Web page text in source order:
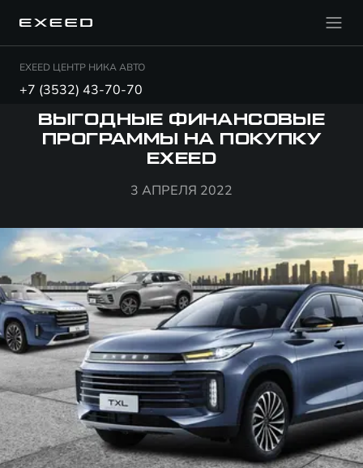
EXEED ЦЕНТР НИКА АВТО
+7 (3532) 43-70-70
ВЫГОДНЫЕ ФИНАНСОВЫЕ
ПРОГРАММЫ НА ПОКУПКУ
EXEED
3 АПРЕЛЯ 2022